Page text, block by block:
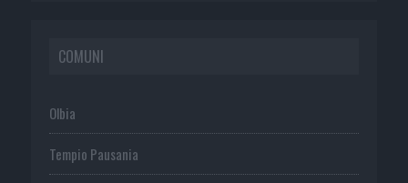
COMUNI
Olbia
Tempio Pausania